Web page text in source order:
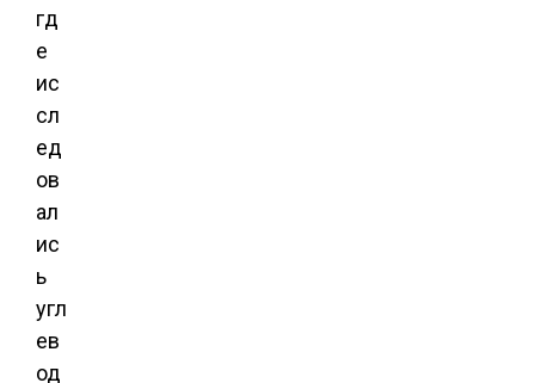
гд
е
ис
сл
ед
ов
ал
ис
ь
угл
ев
од